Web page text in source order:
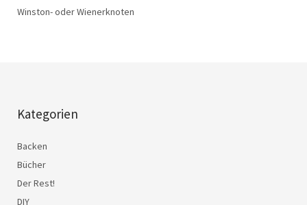
Winston- oder Wienerknoten
Kategorien
Backen
Bücher
Der Rest!
DIY